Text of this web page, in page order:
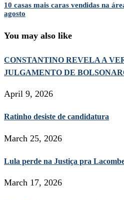
10 casas mais caras vendidas na
agosto
You may also like
CONSTANTINO REVELA A
JULGAMENTO DE
April 9, 2026
Ratinho desiste de candidatura
March 25, 2026
Lula perde na Justiça pra
March 17, 2026